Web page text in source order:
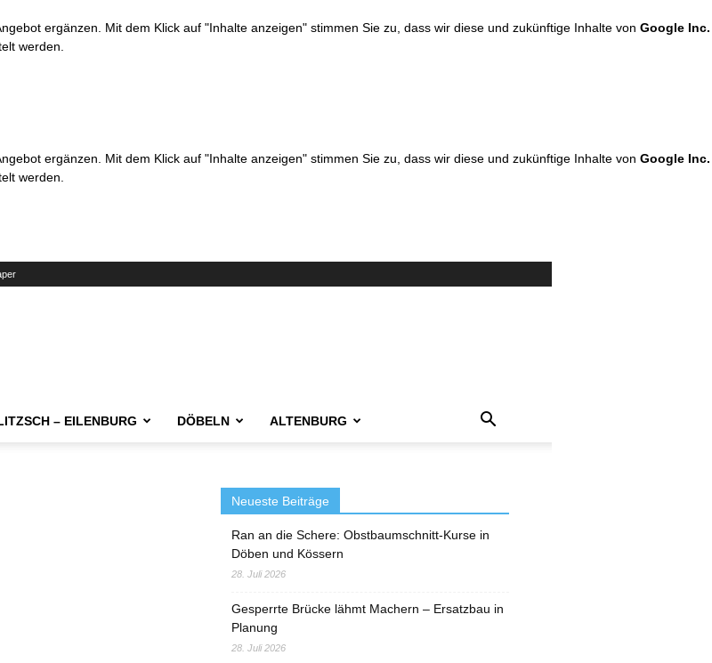
ergänzen. Mit dem Klick auf "Inhalte anzeigen" stimmen Sie zu, dass wir diese und zukünftige Inhalte von Google Inc.
werden.
ergänzen. Mit dem Klick auf "Inhalte anzeigen" stimmen Sie zu, dass wir diese und zukünftige Inhalte von Google Inc.
werden.
– EILENBURG DÖBELN ALTENBURG
Neueste Beiträge
Ran an die Schere: Obstbaumschnitt-Kurse in
Döben und Kössern
28. Juli 2026
Gesperrte Brücke lähmt Machern – Ersatzbau in
Planung
28. Juli 2026